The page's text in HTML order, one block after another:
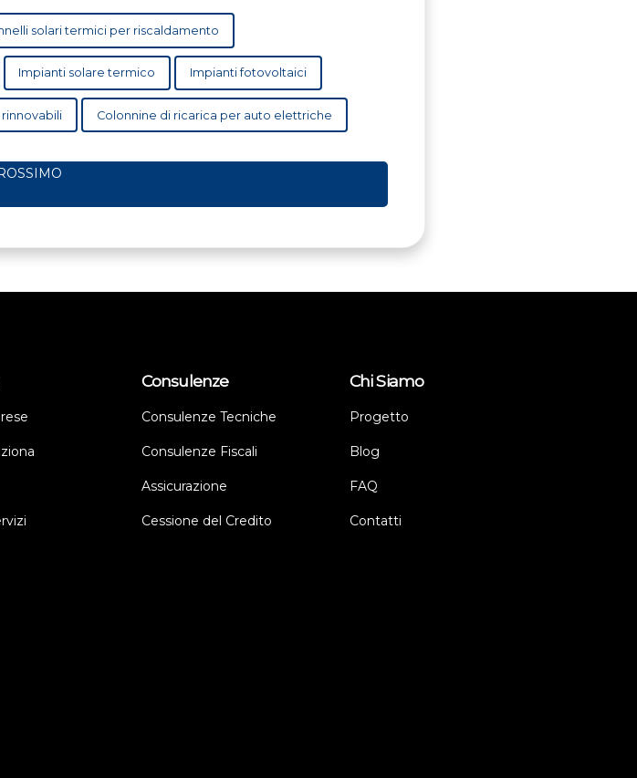
solari termici per riscaldamento
Impianti solare termico Impianti fotovoltaici
Colonnine di ricarica per auto elettriche
Consulenze
Consulenze Tecniche
Consulenze Fiscali
Assicurazione
Cessione del Credito
Chi Siamo
Progetto
Blog
FAQ
Contatti